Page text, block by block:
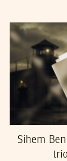
Sihem